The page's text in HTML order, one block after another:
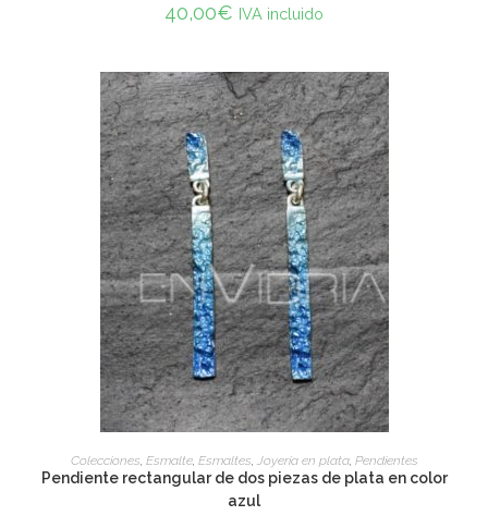
40,00€ IVA incluido
ADD TO CART
Colecciones, Esmalte, Esmaltes, Joyería en plata, Pendientes
Pendiente rectangular de dos piezas de plata en color
azul